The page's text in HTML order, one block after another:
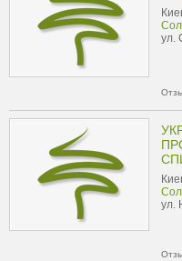
ул.
ул.